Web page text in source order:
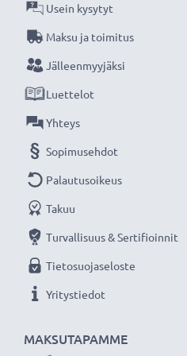
hintaan.
Olemme vuonna 2004
verkkokauppa, joka tarjoaa
siksi tarjoamme 36
MAKSUTAPAMME
Usein kysytyt
Maksu ja toimitus
Jälleenmyyjäksi
Luettelot
Yhteys
Sopimusehdot
Palautusoikeus
Takuu
Turvallisuus & Sertifioinnit
Tietosuojaseloste
Yritystiedot